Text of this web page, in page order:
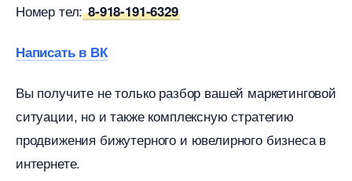
Номер тел:8-918-191-6329
Написать в ВК
ы получите не только разбор вашей маркетинговой
ситуации, но и также комплексную стратегию
продвижения бижутерного и ювелирного бизнеса
интернете.